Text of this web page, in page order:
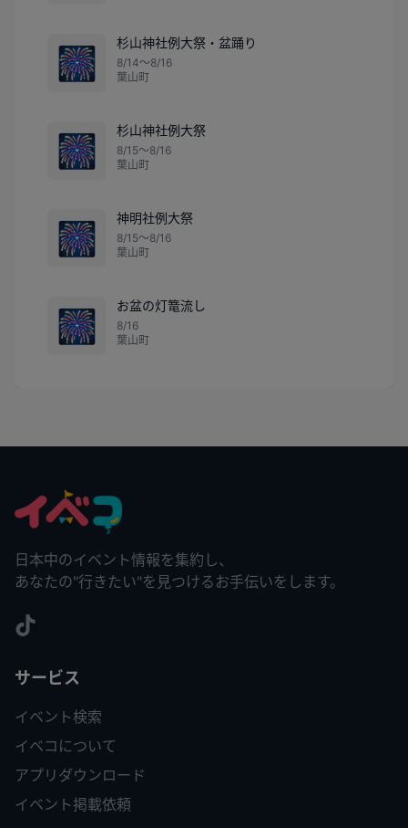
🎆
杉山神社例大祭・盆踊り
8/14〜8/16
葉山町
🎆
杉山神社例大祭
8/15〜8/16
葉山町
🎆
神明社例大祭
8/15〜8/16
葉山町
🎆
お盆の灯篭流し
8/16
葉山町
日本中のイベント情報を集約し、
あなたの"行きたい"を見つけるお手伝いをします。
サービス
イベント検索
イベコについて
アプリダウンロード
イベント掲載依頼